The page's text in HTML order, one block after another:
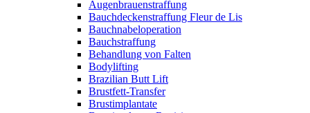
Augenbrauenstraffung
Bauchdeckenstraffung Fleur de Lis
Bauchnabeloperation
Bauchstraffung
Behandlung von Falten
Bodylifting
Brazilian Butt Lift
Brustfett-Transfer
Brustimplantate